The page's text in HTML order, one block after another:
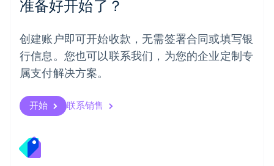
准备好开始了？
创建账户即可开始收款，无需签署合同或填写银
行信息。您也可以联系我们，为您的企业定制专
属支付解决方案。
开始 联系销售
日本語English
SvenskaEnglish
瑞士
DeutschFrançais ItalianoEnglish
塞浦路斯
斯洛伐克
English
English
泰国
ไทย